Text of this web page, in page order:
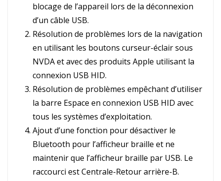
blocage de l’appareil lors de la déconnexion
d’un câble USB.
Résolution de problèmes lors de la navigation
en utilisant les boutons curseur-éclair sous
NVDA et avec des produits Apple utilisant la
connexion USB HID.
Résolution de problèmes empêchant d’utiliser
la barre Espace en connexion USB HID avec
tous les systèmes d’exploitation.
Ajout d’une fonction pour désactiver le
Bluetooth pour l’afficheur braille et ne
maintenir que l’afficheur braille par USB. Le
raccourci est Centrale-Retour arrière-B.